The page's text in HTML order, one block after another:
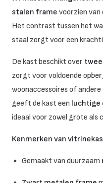
stalen frame voorzien van
Het contrast tussen het
staal zorgt voor een
De kast beschikt over
zorgt voor voldoende
woonaccessoires of
geeft de kast een luchtige
ideaal voor zowel grote als
Kenmerken van
Gemaakt van duurzaam